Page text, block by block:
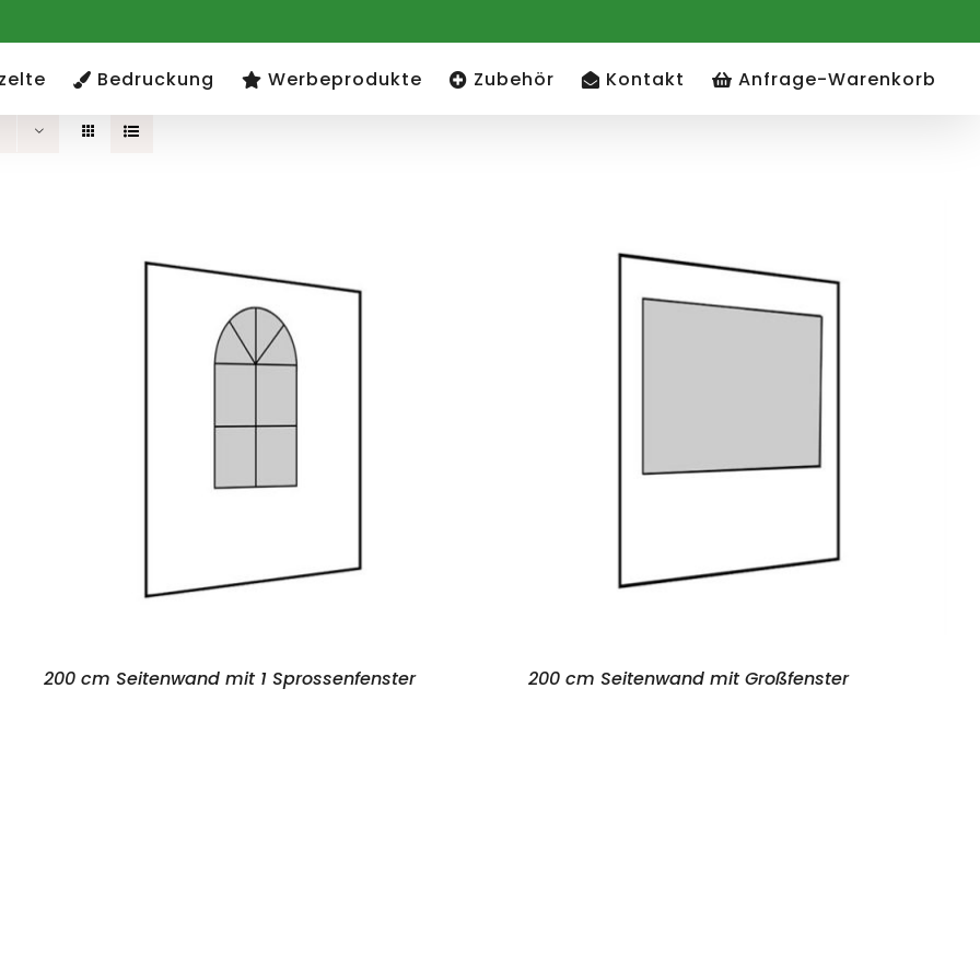
Bedruckung Werbeprodukte Zubehör Kontakt Anfrage-Warenkorb
200 cm Seitenwand mit 1 Sprossenfenster 200 cm Seitenwand mit Großfenster